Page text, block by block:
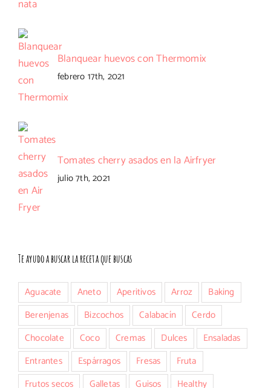
Blanquear huevos con Thermomix
febrero 17th, 2021
Tomates cherry asados en la Airfryer
julio 7th, 2021
Te ayudo a buscar la receta que buscas
Aguacate Aneto Aperitivos Arroz
Baking
Berenjenas
Bizcochos Calabacín
Cerdo
Chocolate
Coco Cremas Dulces
Ensaladas
Entrantes
Espárragos Fresas
Fruta
Frutos secos
Galletas Guisos
Healthy